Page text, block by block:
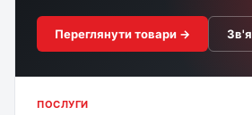
Переглянути товари →
ПОСЛУГИ